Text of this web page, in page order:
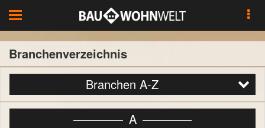
Toggle
navigation
Branchenverzeichnis
Branchen A-Z
A